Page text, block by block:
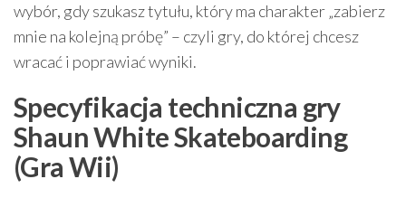
wybór, gdy szukasz tytułu, który ma charakter „zabierz
mnie na kolejną próbę” – czyli gry, do której chcesz
wracać i poprawiać wyniki.
Specyfikacja techniczna gry
Shaun White Skateboarding
(Gra Wii)